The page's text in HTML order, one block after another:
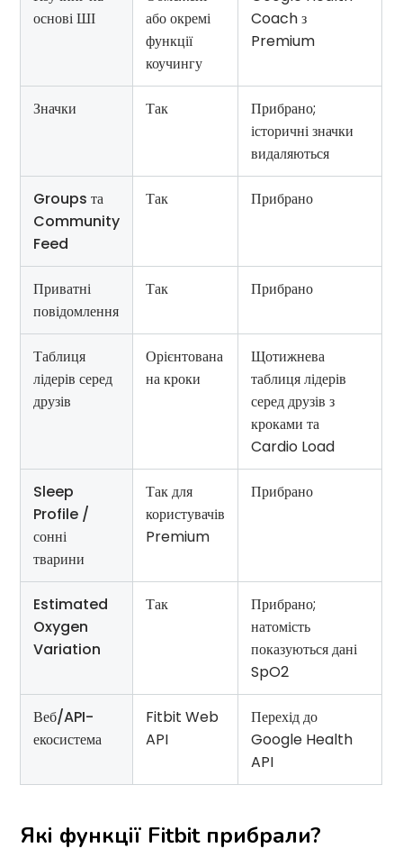
основі ШІ
або окремі
функції
коучингу
Coach з
Premium
Значки Так
Прибрано;
історичні значки
видаляються
Groups та
Community
Feed
Так Прибрано
Приватні
повідомлення
Так Прибрано
Таблиця
лідерів серед
друзів
Орієнтована
на кроки
Щотижнева
таблиця лідерів
серед друзів з
кроками та
Cardio Load
Sleep
Profile /
сонні
тварини
Так для
користувачів
Premium
Прибрано
Estimated
Oxygen
Variation
Так
Прибрано;
натомість
показуються дані
SpO2
Веб/API-
екосистема
Fitbit Web
API
Перехід до
Google Health
API
Які функції Fitbit прибрали?